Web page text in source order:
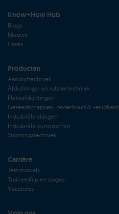
Know+How Hub
Blogs
Nieuws
Cases
Producten
Aandrijftechniek
Afdichtings- en rubbertechniek
Flensafdichtingen
Gereedschappen, onderhoud & veiligheid
Industriële slangen
Industriële kunststoffen
Stromingstechniek
Carrière
Testimonials
Traineeship en stages
Vacatures